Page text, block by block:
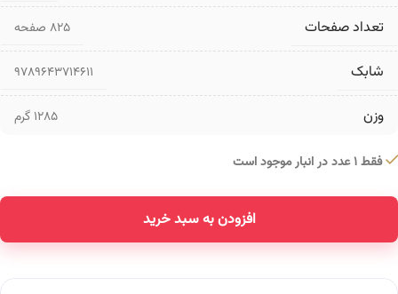
تعداد صفحات ۸۲۵ صفحه
شابک 9789643714611
وزن 1285 گرم
فقط 1 عدد در انبار موجود است
افزودن به سبد خرید